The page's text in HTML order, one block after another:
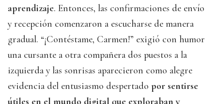
aprendizaje. Entonces, las confirmaciones de envío
y recepción comenzaron a escucharse de manera
gradual. “¡Contéstame, Carmen!” exigió con humor
una cursante a otra compañera dos puestos a la
izquierda y las sonrisas aparecieron como alegre
evidencia del entusiasmo despertado por sentirse
útiles en el mundo digital que exploraban y